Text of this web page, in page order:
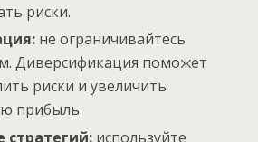
риски.
не ограничивайтесь
Диверсификация поможет
риски и увеличить
прибыль.
стратегий: используйте